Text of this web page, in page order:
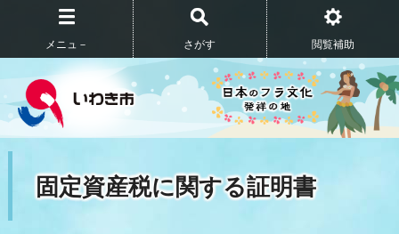
メニュ－ さがす 閲覧補助
固定資産税に関する証明書